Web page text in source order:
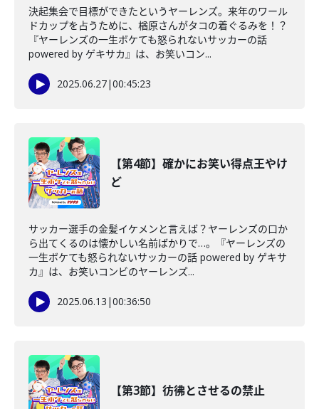
決起集会で目標ができたというヤーレンズ。来年のワール
ドカップを占うために、楢原さんがタコの着ぐるみを！？
『ヤーレンズの一生ボケても怒られないサッカーの話
powered by ゲキサカ』は、お笑いコン...
2025.06.27|00:45:23
【第4節】確かにお笑い得点王やけ
ど
サッカー選手の金髪イケメンと言えば？ヤーレンズの口か
ら出てくるのは懐かしい名前ばかりで…。『ヤーレンズの
一生ボケても怒られないサッカーの話 powered by ゲキサ
カ』は、お笑いコンビのヤーレンズ...
2025.06.13 |00:36:50
【第3節】彷彿とさせるの禁止